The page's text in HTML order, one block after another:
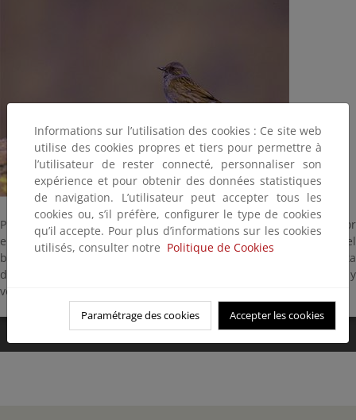
Prefiere zonas montañosas con estrato arbustivo denso y bajo. Por
ello escasea en áreas peladas sin matorral y en el interior del
bosque. Tiene de 14 - 15 centímetros y prácticamente canta
durante todo el año. Cría de abril a julio y durante la primavera y
verano se alimenta de insectos, gusanos, caracoles y arañas.
0:00 / 0:03
Informations sur l’utilisation des cookies : Ce site web
utilise des cookies propres et tiers pour permettre à
l’utilisateur de rester connecté, personnaliser son
expérience et pour obtenir des données statistiques
de navigation. L’utilisateur peut accepter tous les
cookies ou, s’il préfère, configurer le type de cookies
qu’il accepte. Pour plus d’informations sur les cookies
utilisés, consulter notre Politique de Cookies
Paramétrage des cookies Accepter les cookies